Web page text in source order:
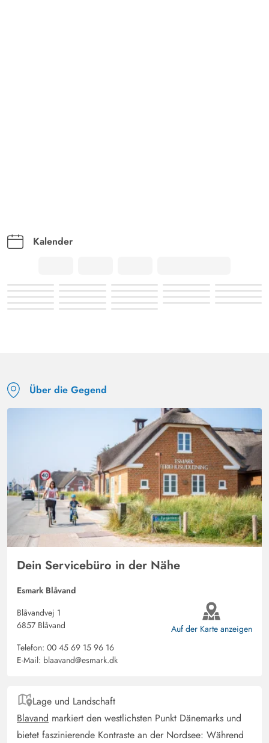
Kalender
Über die Gegend
Dein Servicebüro in der Nähe
Esmark Blåvand
Blåvandvej 1
6857 Blåvand
Telefon: 00 45 69 15 96 16
E-Mail: blaavand@esmark.dk
Auf der Karte anzeigen
Lage und Landschaft
Blavand markiert den westlichsten Punkt Dänemarks und
bietet faszinierende Kontraste an der Nordsee: Während